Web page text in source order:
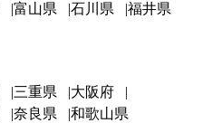
富山県 石川県 福井県
三重県
大阪府
奈良県 和歌山県